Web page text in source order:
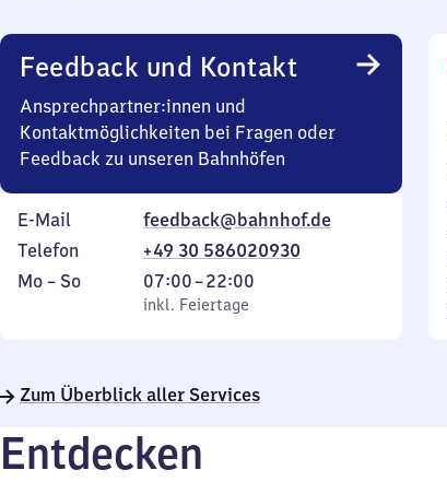
Feedback und Kontakt
Ansprechpartner:innen und
Kontaktmöglichkeiten bei Fragen oder
Feedback zu unseren Bahnhöfen
E-Mail
feedback@bahnhof.de
Telefon
+49 30 586020930
Montag
Mo – So,
inkl. Feiertage
07:00–22:00
Von
7
22
inkl. Feiertage
Zum Überblick aller Services
Entdecken